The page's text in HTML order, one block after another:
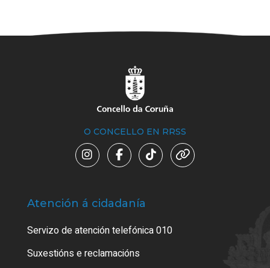
O CONCELLO EN RRSS
Atención á cidadanía
Servizo de atención telefónica 010
Suxestións e reclamacións